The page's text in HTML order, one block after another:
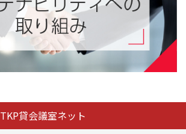
TKP貸会議室ネット